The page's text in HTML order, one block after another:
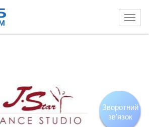
Зворотний
зв'язок